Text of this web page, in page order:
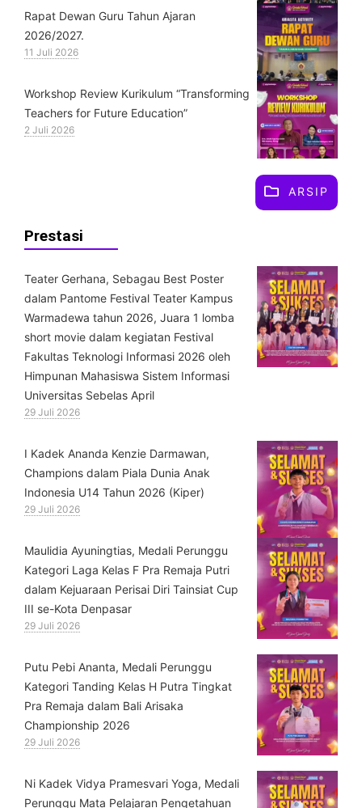
Rapat Dewan Guru Tahun Ajaran
2026/2027.
11 Juli 2026
Workshop Review Kurikulum “Transforming
Teachers for Future Education”
2 Juli 2026
ARSIP
Prestasi
Teater Gerhana, Sebagau Best Poster
dalam Pantome Festival Teater Kampus
Warmadewa tahun 2026, Juara 1 lomba
short movie dalam kegiatan Festival
Fakultas Teknologi Informasi 2026 oleh
Himpunan Mahasiswa Sistem Informasi
Universitas Sebelas April
29 Juli 2026
⁠I Kadek Ananda Kenzie Darmawan,
Champions dalam Piala Dunia Anak
Indonesia U14 Tahun 2026 (Kiper)
29 Juli 2026
⁠Maulidia Ayuningtias, Medali Perunggu
Kategori Laga Kelas F Pra Remaja Putri
dalam Kejuaraan Perisai Diri Tainsiat Cup
III se-Kota Denpasar
29 Juli 2026
Putu Pebi Ananta, Medali Perunggu
Kategori Tanding Kelas H Putra Tingkat
Pra Remaja dalam Bali Arisaka
Championship 2026
29 Juli 2026
⁠Ni Kadek Vidya Pramesvari Yoga, Medali
Perunggu Mata Pelajaran Pengetahuan